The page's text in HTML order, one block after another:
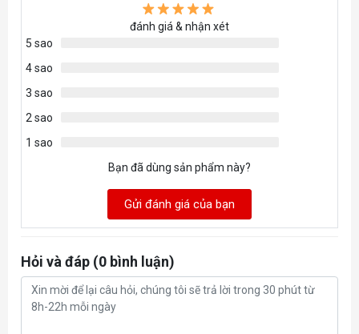
Màu & chế
độ LED
Tính năng nổi bật
Tính năng
Bơm có độ ồn thấp
Ống bọc lưới cao cấp
đánh giá & nhận xét
5 sao
4 sao
3 sao
2 sao
1 sao
Bạn đã dùng sản phẩm này?
Gửi đánh giá của bạn
Hỏi và đáp (0 bình luận)